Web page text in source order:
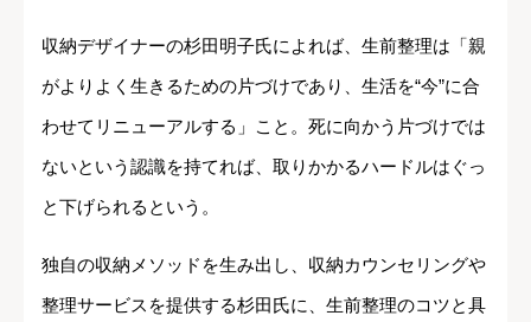
収納デザイナーの杉田明子氏によれば、生前整理は「親
がよりよく生きるための片づけであり、生活を“今”に合
わせてリニューアルする」こと。死に向かう片づけでは
ないという認識を持てれば、取りかかるハードルはぐっ
と下げられるという。
独自の収納メソッドを生み出し、収納カウンセリングや
整理サービスを提供する杉田氏に、生前整理のコツと具